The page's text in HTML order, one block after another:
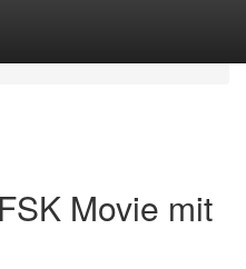
Movie mit